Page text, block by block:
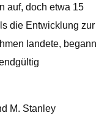
auf, doch etwa 15
die Entwicklung zur
landete, begann
M. Stanley